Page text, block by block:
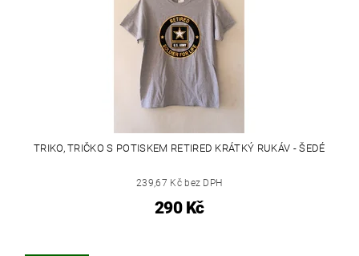
TRIKO, TRIČKO S POTISKEM RETIRED KRÁTKÝ RUKÁV - ŠEDÉ
239,67 Kč bez DPH
290 Kč